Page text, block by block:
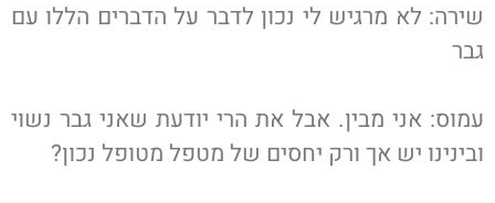
שירה: לא מרגיש לי נכון לדבר על הדברים הללו עם
גבר
עמוס: אני מבין. אבל את הרי יודעת שאני גבר נשוי
ובינינו יש אך ורק יחסים של מטפל מטופל נכון?